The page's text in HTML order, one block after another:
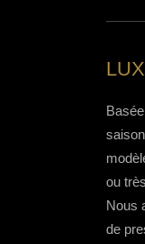
ou
Nous
de